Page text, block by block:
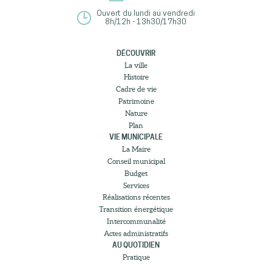
Ouvert du lundi au vendredi
8h/12h - 13h30/17h30
DÉCOUVRIR
La ville
Histoire
Cadre de vie
Patrimoine
Nature
Plan
VIE MUNICIPALE
La Maire
Conseil municipal
Budget
Services
Réalisations récentes
Transition énergétique
Intercommunalité
Actes administratifs
AU QUOTIDIEN
Pratique